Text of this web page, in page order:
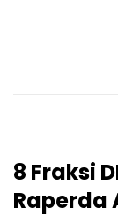
8 Fraksi
Raperda